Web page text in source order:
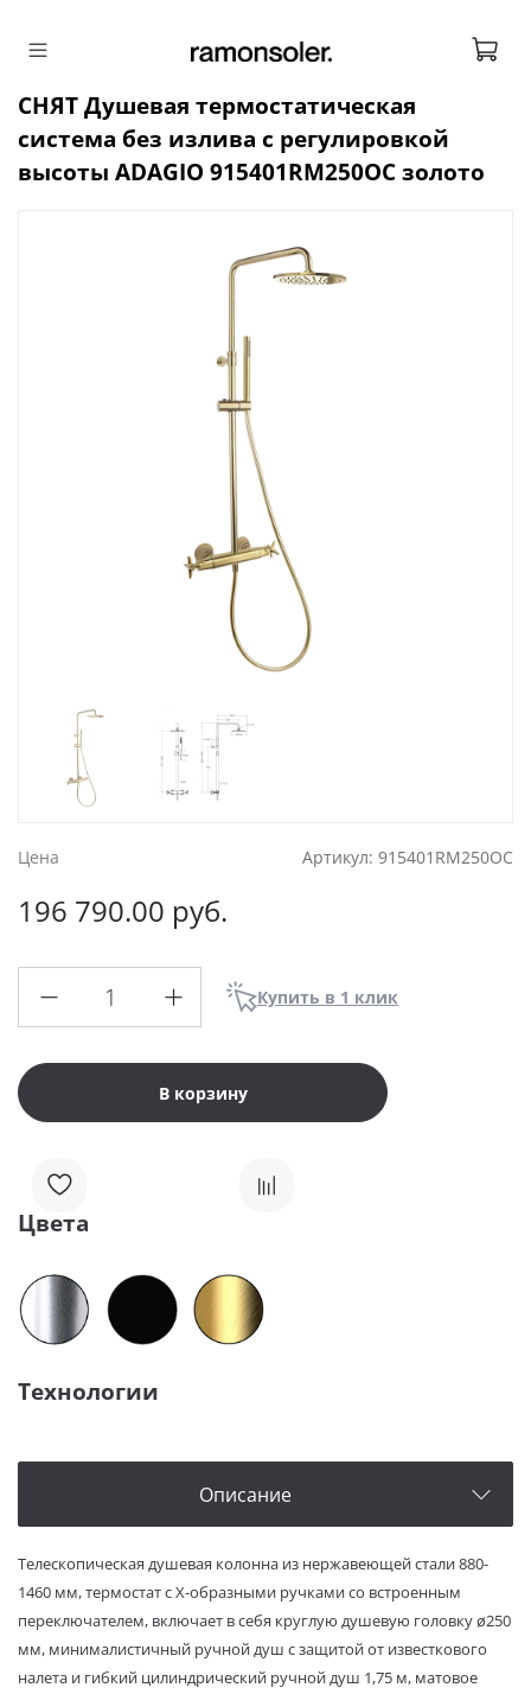
Цена Артикул: 915401RM250OC
СНЯТ Душевая термостатическая
система без излива с регулировкой
высоты ADAGIO 915401RM250OC золото
196 790.00 руб.
В корзину
Купить в 1 клик
Цвета
Технологии
Описание
Телескопическая душевая колонна из нержавеющей стали 880-
1460 мм, термостат с Х-образными ручками со встроенным
переключателем, включает в себя круглую душевую головку ø250
мм, минималистичный ручной душ с защитой от известкового
налета и гибкий цилиндрический ручной душ 1,75 м, матовое